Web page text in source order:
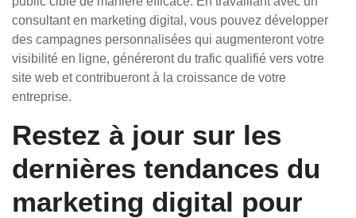
consultant en marketing digital, vous pouvez développer
des campagnes personnalisées qui augmenteront votre
visibilité en ligne, généreront du trafic qualifié vers votre
site web et contribueront à la croissance de votre
entreprise.
Restez à jour sur les
dernières tendances du
marketing digital pour